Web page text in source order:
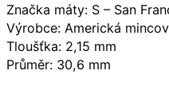
Značka máty: S – San
Výrobce: Americká
Tloušťka: 2,15 mm
Průměr: 30,6 mm